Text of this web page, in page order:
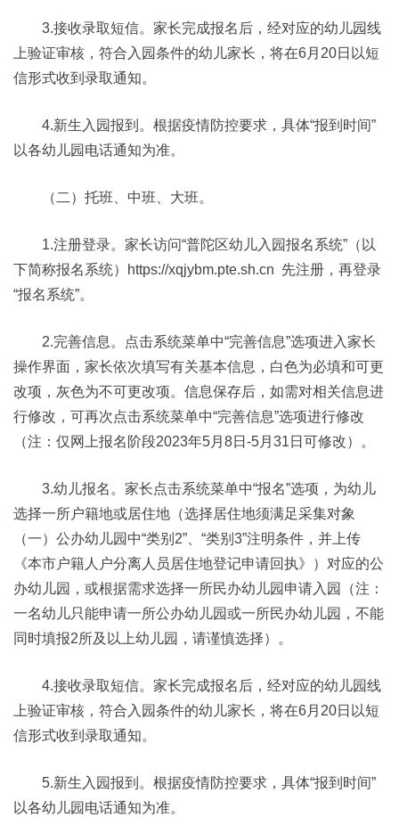
3.接收录取短信。家长完成报名后，经对应的幼儿园线
上验证审核，符合入园条件的幼儿家长，将在6月20日以短
信形式收到录取通知。
4.新生入园报到。根据疫情防控要求，具体“报到时间”
以各幼儿园电话通知为准。
（二）托班、中班、大班。
1.注册登录。家长访问“普陀区幼儿入园报名系统”（以
下简称报名系统）https://xqjybm.pte.sh.cn 先注册，再登录
“报名系统”。
2.完善信息。点击系统菜单中“完善信息”选项进入家长
操作界面，家长依次填写有关基本信息，白色为必填和可更
改项，灰色为不可更改项。信息保存后，如需对相关信息进
行修改，可再次点击系统菜单中“完善信息”选项进行修改
（注：仅网上报名阶段2023年5月8日-5月31日可修改）。
3.幼儿报名。家长点击系统菜单中“报名”选项，为幼儿
选择一所户籍地或居住地（选择居住地须满足采集对象
（一）公办幼儿园中“类别2”、“类别3”注明条件，并上传
《本市户籍人户分离人员居住地登记申请回执》）对应的公
办幼儿园，或根据需求选择一所民办幼儿园申请入园（注：
一名幼儿只能申请一所公办幼儿园或一所民办幼儿园，不能
同时填报2所及以上幼儿园，请谨慎选择）。
4.接收录取短信。家长完成报名后，经对应的幼儿园线
上验证审核，符合入园条件的幼儿家长，将在6月20日以短
信形式收到录取通知。
5.新生入园报到。根据疫情防控要求，具体“报到时间”
以各幼儿园电话通知为准。